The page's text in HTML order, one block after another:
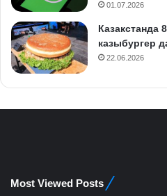
01.07.2026
Казакстанда
казыбургер
22.06.2026
Most Viewed Posts